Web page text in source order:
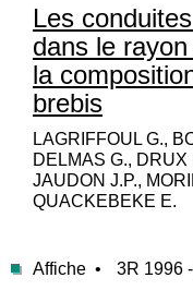
Les
dans le
la
brebis
LAGRIFFOUL G.,
DELMAS G., DRUX
JAUDON J.P.,
QUACKEBEKE E.
Affiche • 3R 1996